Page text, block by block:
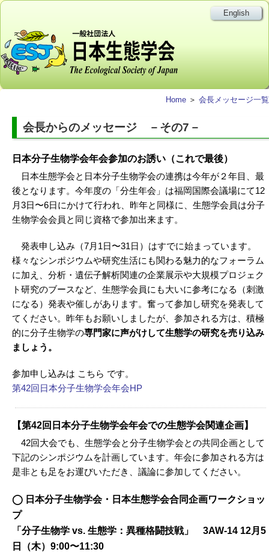
English
Home ＞ 会長メッセージ一覧
会長からのメッセージ －その7－
日本分子生物学会年会参加のお誘い（これで最後）
日本生態学会と日本分子生物学会の連携は今年が２年目、最
後となります。今年度の「分生年会」は福岡国際会議場にて12
月3日〜6日にかけて行われ、昨年と同様に、生態学会員は分子
生物学会会員と同じ資格で参加出来ます。
発表申し込み（7月1日〜31日）はすでに始まっています。
様々なシンポジウムや研究生活にも関わる魅力的なフォーラム
に加え、分析・遺伝子解析関連の企業展示や大規模プロジェク
ト研究のブースなど、生態学会員にも大いに参考になる（刺激
になる）発表や催しがあります。奮って参加し研究を発表して
てください。昨年もお願いしましたが、参加される方は、積極
的に分子生物学の専門家に声がけして生態学の研究を売り込み
ましょう。
参加申し込みは こちら です。
第42回日本分子生物学会年会HP
【第42回日本分子生物学会年会での生態学会関連企画】
42回大会でも、生態学会と分子生物学会との共同企画として
下記のシンポジウムを計画しています。年会に参加される方は
是非とも足をお運びいただき、議論に参加してください。
◯ 日本分子生物学会・日本生態学会合同企画ワークショッ
プ
「分子生物学 vs. 生態学：異種格闘技戦」 3AW-14 12月5
日（木）9:00〜11:30